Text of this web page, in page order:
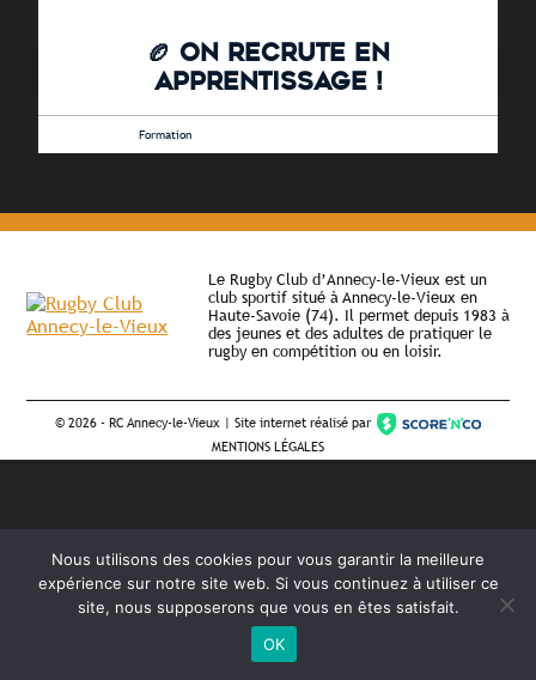
🏉 ON RECRUTE EN
APPRENTISSAGE !
10 juin 2026 •Formation
Le Rugby Club d’Annecy-le-Vieux est un
club sportif situé à Annecy-le-Vieux en
Haute-Savoie (74). Il permet depuis 1983 à
des jeunes et des adultes de pratiquer le
rugby en compétition ou en loisir.
©2026 - RC Annecy-le-Vieux | Site internet réalisé par
MENTIONS LÉGALES
Nous utilisons des cookies pour vous garantir la meilleure
expérience sur notre site web. Si vous continuez à utiliser ce
site, nous supposerons que vous en êtes satisfait.
OK